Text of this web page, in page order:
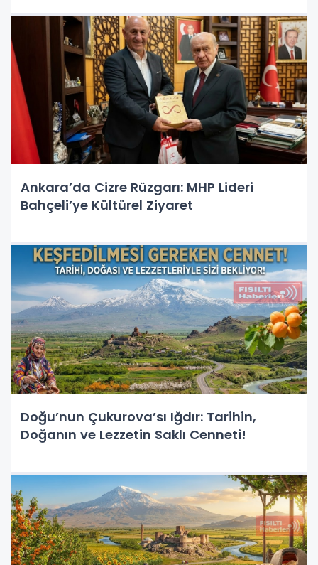
Ankara’da Cizre Rüzgarı: MHP Lideri
Bahçeli’ye Kültürel Ziyaret
Doğu’nun Çukurova’sı Iğdır: Tarihin,
Doğanın ve Lezzetin Saklı Cenneti!